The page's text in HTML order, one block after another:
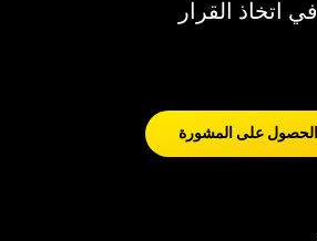
في اتخاذ القرار
الحصول على المشورة